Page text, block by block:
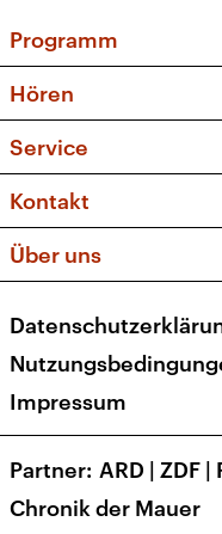
Programm
Sendungen
Musikliste
Kakadu – Das
Hören
Frequenzen
Service
FAQ
Apps
Newsletter
Kontakt
Social Media
Über uns
Presse
Karriere
Transparenz
Impressum
Partner ARD | ZDF |
Chronik der Mauer